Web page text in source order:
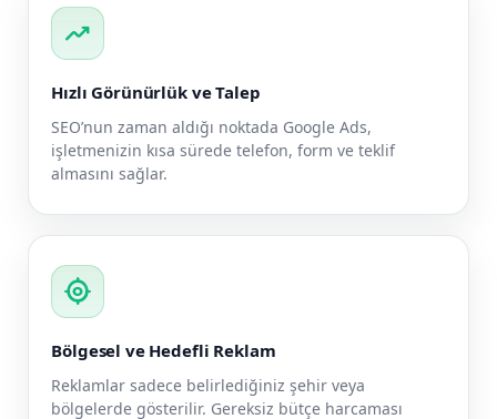
trending_up
Hızlı Görünürlük ve Talep
SEO’nun zaman aldığı noktada Google Ads,
işletmenizin kısa sürede telefon, form ve teklif
almasını sağlar.
my_location
Bölgesel ve Hedefli Reklam
Reklamlar sadece belirlediğiniz şehir veya
bölgelerde gösterilir. Gereksiz bütçe harcaması